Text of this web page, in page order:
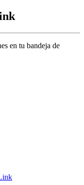
en tu bandeja de